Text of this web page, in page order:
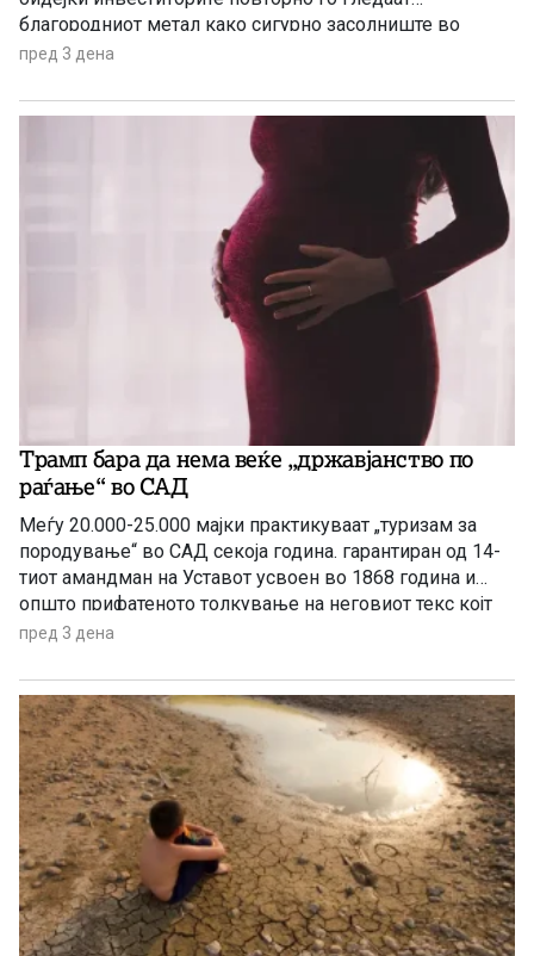
благородниот метал како сигурно засолниште во
услови на глобална економска неизвесност.
пред 3 дена
Трамп бара да нема веќе „државјанство по
раѓање“ во САД
Меѓу 20.000-25.000 мајки практикуваат „туризам за
породување“ во САД секоја година. гарантиран од 14-
тиот амандман на Уставот усвоен во 1868 година и
општо прифатеното толкување на неговиот текс којт
гарантира државјанство на речиси секој роден во САД
пред 3 дена